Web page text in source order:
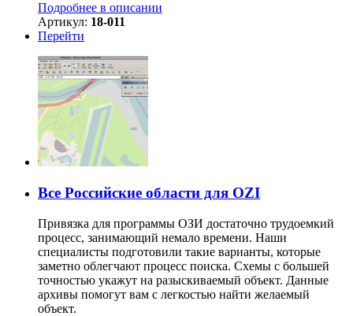
Подробнее в описании
Артикул: 18-011
Перейти
Все Российские области для OZI
Привязка для программы ОЗИ достаточно трудоемкий
процесс, занимающий немало времени. Наши
специалисты подготовили такие варианты, которые
заметно облегчают процесс поиска. Схемы с большей
точностью укажут на разыскиваемый объект. Данные
архивы помогут вам с легкостью найти желаемый
объект.